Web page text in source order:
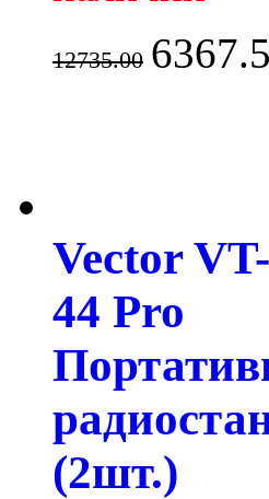
12735.00
Vector VT-
44 Pro
(2шт.)